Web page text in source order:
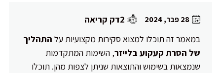
28 פבר, 2024
2דק קריאה
במאמר זה תוכלו למצוא סקירות מקצועיות על התהליך
של הסרת קעקוע בלייזר, השימות המתקדמות
שנמצאות בשימוש והתוצאות שניתן לצפות מהן. תוכלו